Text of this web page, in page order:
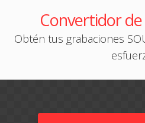
Convertidor de
Obtén tus grabaciones